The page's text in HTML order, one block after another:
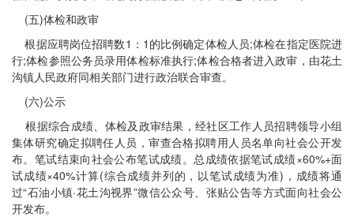
(五)体检和政审
根据应聘岗位招聘数1：1的比例确定体检人员;体检在指定医院进
行;体检参照公务员录用体检标准执行;体检合格者进入政审，由花土
沟镇人民政府同相关部门进行政治联合审查。
(六)公示
根据综合成绩、体检及政审结果，经社区工作人员招聘领导小组
集体研究确定拟聘任人员，审查合格拟聘用人员名单向社会公开发
布。笔试结束向社会公布笔试成绩。总成绩依据笔试成绩×60%+面
试成绩×40%计算(综合成绩并列的，以笔试成绩为准)，成绩将通
过“石油小镇·花土沟视界”微信公众号、张贴公告等方式面向社会公
开发布。